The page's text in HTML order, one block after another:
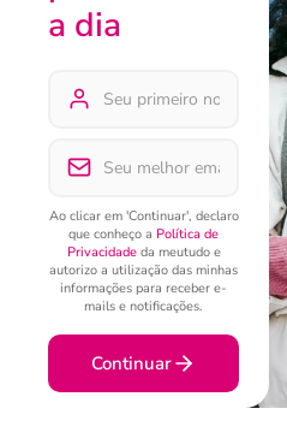
a dia
Ao clicar em 'Continuar', declaro
que conheço a Política de
Privacidadeda meutudo e
autorizo a utilização das minhas
informações para receber e-
mails e notificações.
Continuar